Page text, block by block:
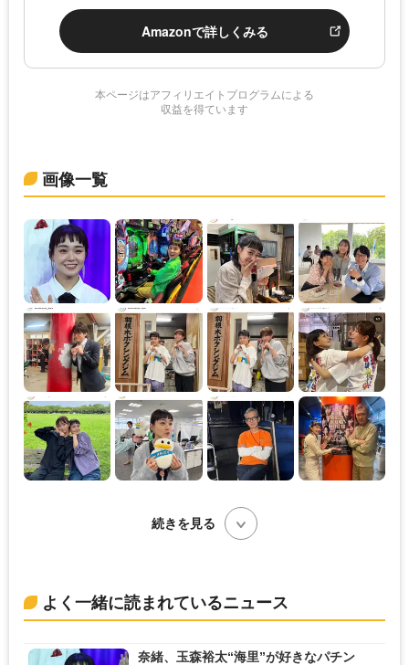
Amazonで詳しくみる
本ページはアフィリエイトプログラムによる
収益を得ています
画像一覧
続きを見る
よく一緒に読まれているニュース
奈緒、玉森裕太“海里”が好きなパチン